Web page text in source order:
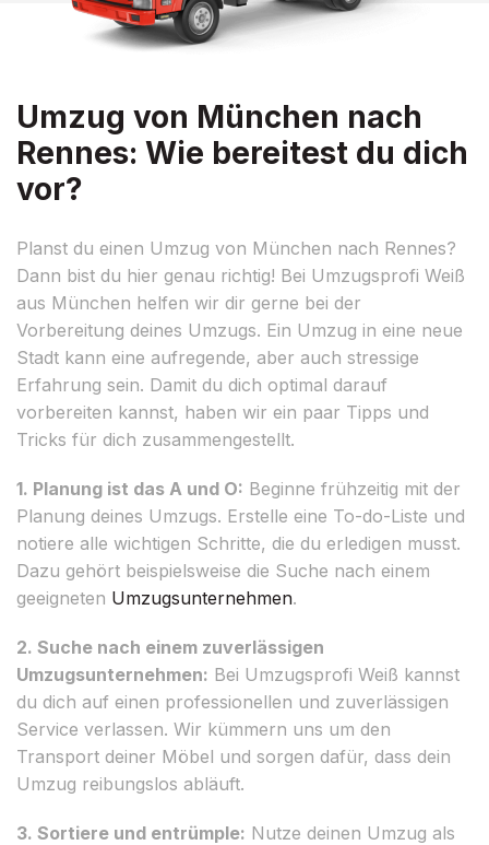
Umzug von München nach
Rennes: Wie bereitest du dich
vor?
Planst du einen Umzug von München nach Rennes?
Dann bist du hier genau richtig! Bei Umzugsprofi Weiß
aus München helfen wir dir gerne bei der
Vorbereitung deines Umzugs. Ein Umzug in eine neue
Stadt kann eine aufregende, aber auch stressige
Erfahrung sein. Damit du dich optimal darauf
vorbereiten kannst, haben wir ein paar Tipps und
Tricks für dich zusammengestellt.
1. Planung ist das A und O: Beginne frühzeitig mit der
Planung deines Umzugs. Erstelle eine To-do-Liste und
notiere alle wichtigen Schritte, die du erledigen musst.
Dazu gehört beispielsweise die Suche nach einem
geeigneten Umzugsunternehmen.
2. Suche nach einem zuverlässigen
Umzugsunternehmen: Bei Umzugsprofi Weiß kannst
du dich auf einen professionellen und zuverlässigen
Service verlassen. Wir kümmern uns um den
Transport deiner Möbel und sorgen dafür, dass dein
Umzug reibungslos abläuft.
3. Sortiere und entrümple: Nutze deinen Umzug als